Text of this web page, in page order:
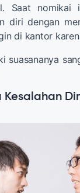
Saat nomikai
diri dengan
di kantor
suasananya
Kesalahan